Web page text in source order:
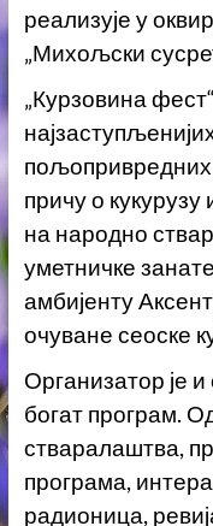
реализује у
„Михољски
„Курзовина
пољопривредних
причу о
на народно
уметничке
амбијенту
очуване сеоске
Организатор је
богат програм.
стваралаштва,
програма,
радионица,